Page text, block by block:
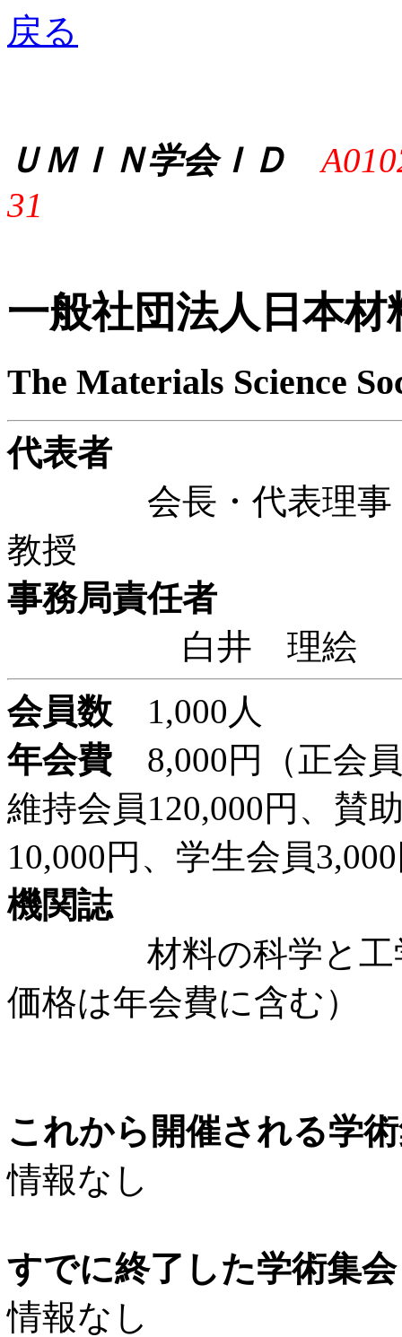
戻る
ＵＭＩＮ学会ＩＤ
31
一般社団法人日本材
The Materials Science
代表者
会長・代表理事
教授
事務局責任者
白井 理
会員数 1,000人
年会費 8,000円（正会
維持会員120,000円、賛
10,000円、学生会員
機関誌
材料の科学と工学
価格は年会費に含む）
これから開催される学
情報なし
すでに終了した学術集
情報なし